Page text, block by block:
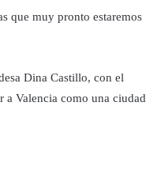
que muy pronto estaremos
Dina Castillo, con el
a Valencia como una ciudad